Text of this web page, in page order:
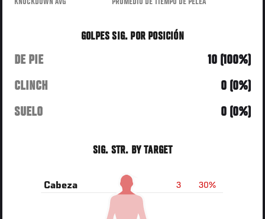
GOLPES SIG. POR POSICIÓN
DE PIE
10 (100%)
CLINCH
0 (0%)
SUELO
0 (0%)
SIG. STR. BY TARGET
30%
3
Cabeza